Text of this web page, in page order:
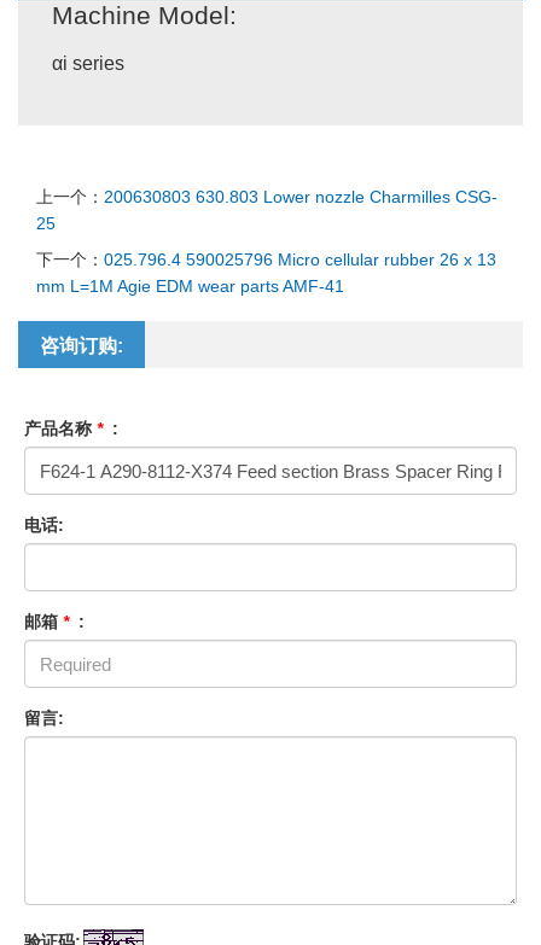
Machine Model:
αi series
上一个： 200630803 630.803 Lower nozzle Charmilles CSG-
25
下一个： 025.796.4 590025796 Micro cellular rubber 26 x 13
mm L=1M Agie EDM wear parts AMF-41
咨询订购:
产品名称 * :
电话:
邮箱 * :
留言: